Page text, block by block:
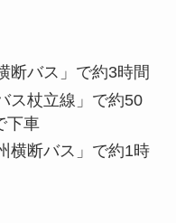
断バス」で約3時間
ス杖立線」で約50
下車
横断バス」で約1時